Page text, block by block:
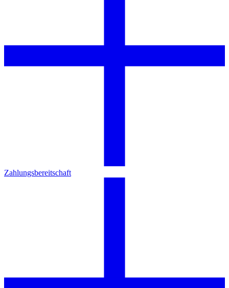
Zahlungsbereitschaft